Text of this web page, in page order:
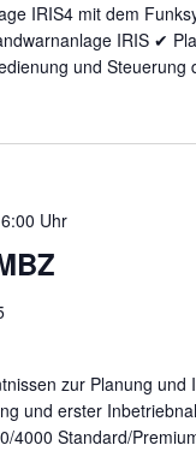
IRIS4 mit dem
IRIS ✔
und
Uhr
zur Planung
und erster
4000 Standard/